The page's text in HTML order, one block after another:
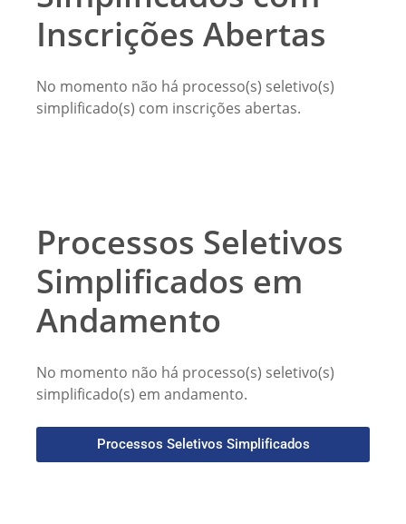
Inscrições Abertas
No momento não há processo(s) seletivo(s)
simplificado(s) com inscrições abertas.
Processos Seletivos
Simplificados em
Andamento
No momento não há processo(s) seletivo(s)
simplificado(s) em andamento.
Processos Seletivos Simplificados